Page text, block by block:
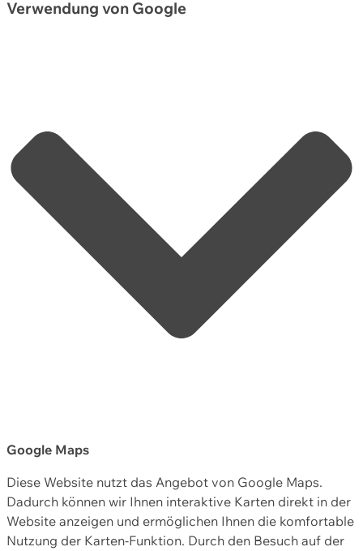
Verwendung von Google
Google Maps
Diese Website nutzt das Angebot von Google Maps.
Dadurch können wir Ihnen interaktive Karten direkt in der
Website anzeigen und ermöglichen Ihnen die komfortable
Nutzung der Karten-Funktion. Durch den Besuch auf der